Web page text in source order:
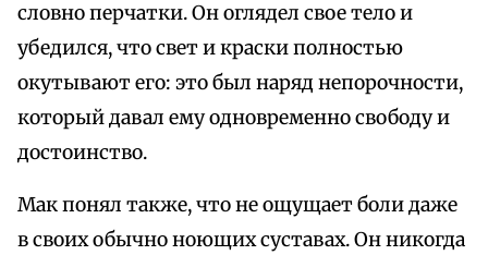
словно перчатки. Он оглядел свое тело и
убедился, что свет и краски полностью
окутывают его: это был наряд непорочности,
который давал ему одновременно свободу и
достоинство.
Мак понял также, что не ощущает боли даже
в своих обычно ноющих суставах. Он никогда